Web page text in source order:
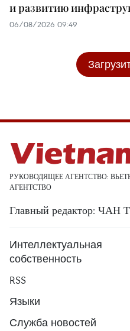
и развитию
06/08/2026 09:49
РУКОВОДЯЩЕЕ АГЕНТСТВО:
АГЕНТСТВО
Главный редактор:
Интеллектуальная
собственность
RSS
Языки
Служба новостей